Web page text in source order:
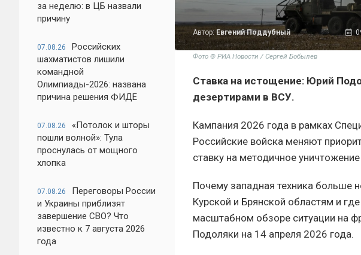
за неделю: в ЦБ назвали
причину
07.08.26
Российских
шахматистов лишили
командной
Олимпиады-2026: названа
причина решения ФИДЕ
07.08.26
«Потолок и шторы
пошли волной»: Тула
проснулась от мощного
хлопка
07.08.26
Переговоры России
и Украины приблизят
завершение СВО? Что
известно к 7 августа 2026
года
Автор: Евгений Поддубный
Фото © РИА Новости / Сергей Бобылев
Ставка на истощение: Юрий
дезертирами в ВСУ.
Кампания 2026 года в рамках
Российские войска меняют
ставку на методичное
Почему западная техника больше
Курской и Брянской областям и
масштабном обзоре ситуации на
Подоляки на 14 апреля 2026 года.